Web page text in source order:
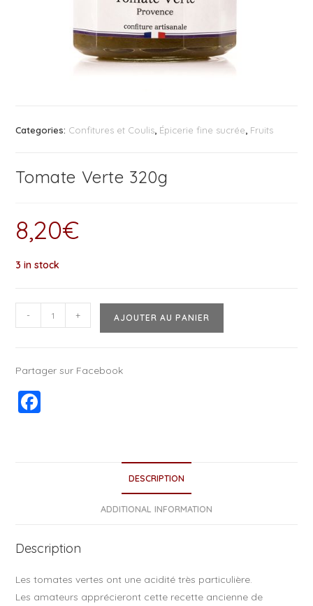
Categories: Confitures et Coulis Épicerie fine sucrée Fruits
Tomate Verte 320g
8,20€
3 in stock
- + AJOUTER AU PANIER
Partager sur Facebook
o
k
DESCRIPTION
ADDITIONAL INFORMATION
Description
Les tomates vertes ont une acidité très particulière.
Les amateurs apprécieront cette recette ancienne de